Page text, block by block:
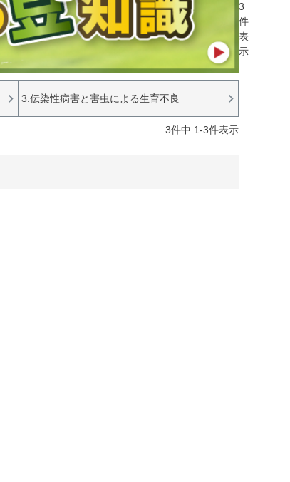
3
件
表
示
3.伝染性病害と害虫による生育不良
3件中 1-3件表示